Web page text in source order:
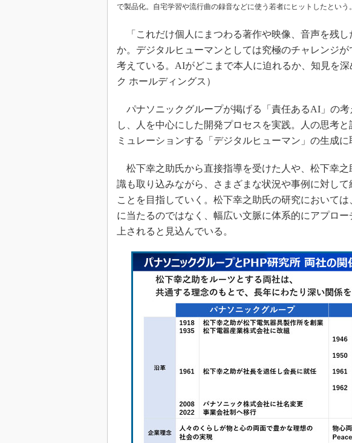
で製品化。自宅学習や流行曲の録音などに使う若者にヒットしたという。
「これだけ個人にまつわる著作や映像、音声を残
か。デジタルヒューマンとしては究極のチャレンジ
考えている。AIがどこまで本人に迫れるか、知見を
ク ホールディングス）
パナソニックグループが掲げる「責任あるAI」の
し、人を中心にした開発プロセスを実践。人の思考
ミュレーションする「デジタルヒューマン」の生成に
松下幸之助氏から直接指導を受けた人や、松下幸
識も取り込みながら、さまざまな状況や事例に対し
ことを目指していく。松下幸之助氏の研究において
に当たるのではなく、幅広い文脈に体系的にアプロ
上されると見込んでいる。